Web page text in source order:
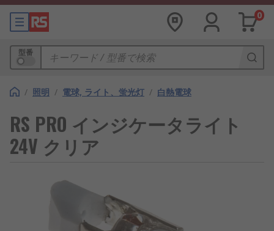
0
型番
/ 照明 / 電球, ライト、蛍光灯 / 白熱電球
RS PRO インジケータライト
24V クリア